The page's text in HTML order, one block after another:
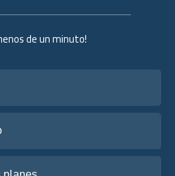
de un minuto!